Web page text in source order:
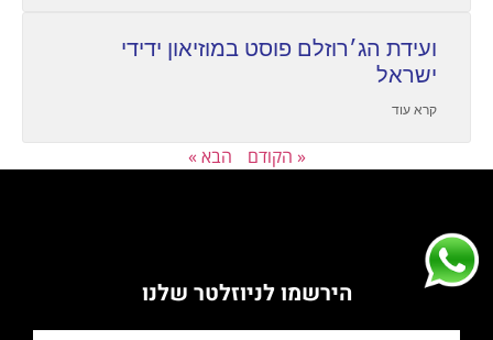
ועידת הג׳רוזלם פוסט במוזיאון ידידי
ישראל
קרא עוד
« הקודם הבא »
הירשמו לניוזלטר שלנו